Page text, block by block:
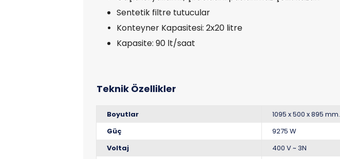
Sentetik filtre tutucular
Konteyner Kapasitesi: 2x20 litre
Kapasite: 90 lt/saat
Boyutlar
1095 x 500 x 895 mm.
Güç
9275 W
Voltaj
400 V ~ 3N